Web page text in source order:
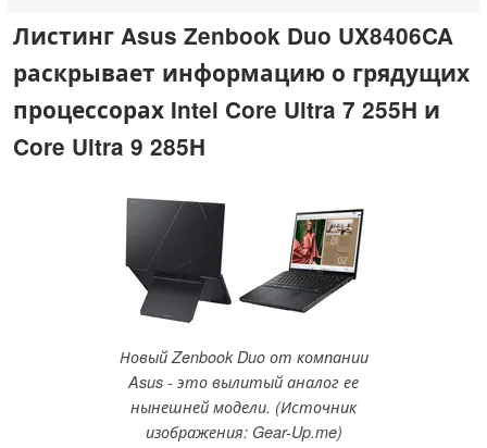
Листинг Asus Zenbook Duo UX8406CA
раскрывает информацию о грядущих
процессорах Intel Core Ultra 7 255H и
Core Ultra 9 285H
Новый Zenbook Duo от компании
Asus - это вылитый аналог ее
нынешней модели. (Источник
изображения: Gear-Up.me)